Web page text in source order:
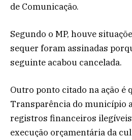
de Comunicação.
Segundo o MP, houve
sequer foram assinadas
seguinte acabou cancelada.
Outro ponto citado na ação é
Transparência do município
registros financeiros
execução orçamentária da